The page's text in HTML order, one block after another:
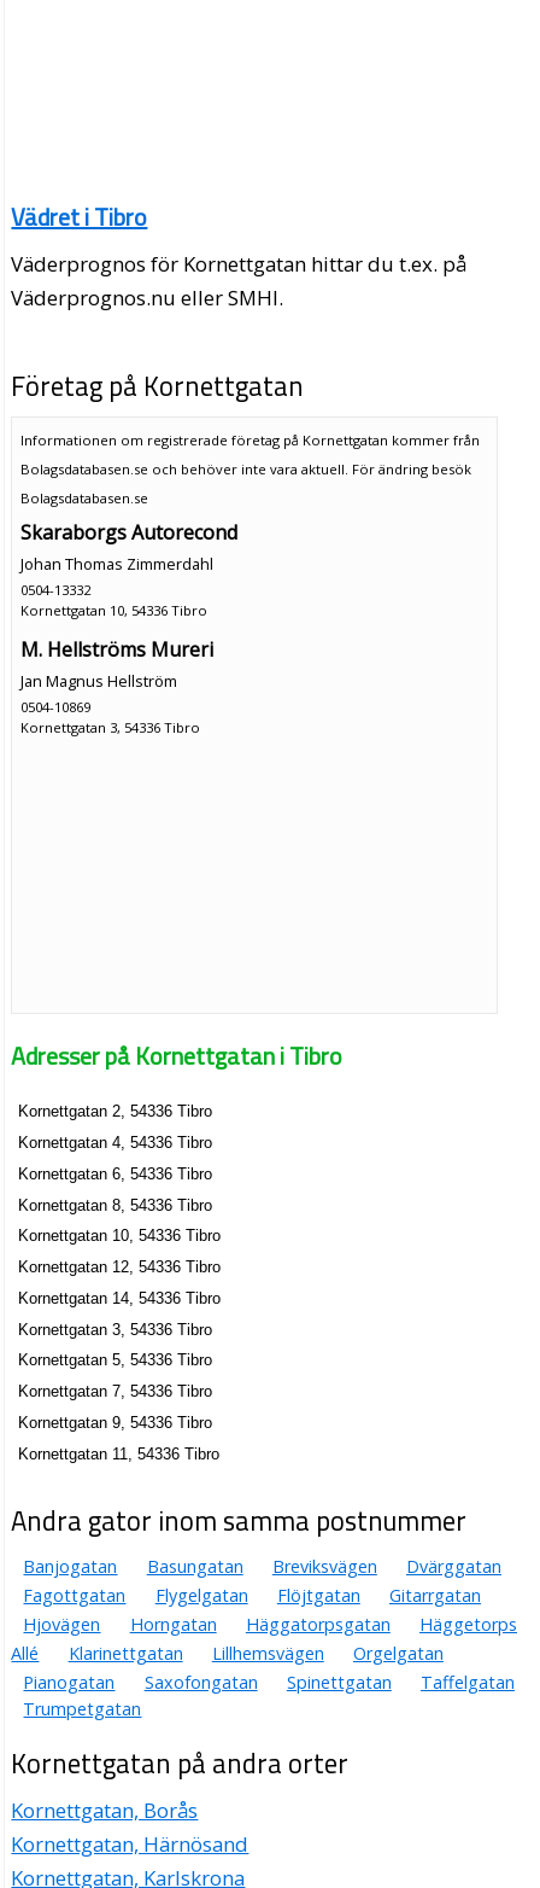
Vädret i Tibro
Väderprognos för Kornettgatan hittar du t.ex. på
Väderprognos.nu eller SMHI.
Företag på Kornettgatan
Informationen om registrerade företag på Kornettgatan kommer från
Bolagsdatabasen.se och behöver inte vara aktuell. För ändring besök
Bolagsdatabasen.se
Skaraborgs Autorecond
Johan Thomas Zimmerdahl
0504-13332
Kornettgatan 10, 54336 Tibro
M. Hellströms Mureri
Jan Magnus Hellström
0504-10869
Kornettgatan 3, 54336 Tibro
Adresser på Kornettgatan i Tibro
Kornettgatan 2, 54336 Tibro
Kornettgatan 4, 54336 Tibro
Kornettgatan 6, 54336 Tibro
Kornettgatan 8, 54336 Tibro
Kornettgatan 10, 54336 Tibro
Kornettgatan 12, 54336 Tibro
Kornettgatan 14, 54336 Tibro
Kornettgatan 3, 54336 Tibro
Kornettgatan 5, 54336 Tibro
Kornettgatan 7, 54336 Tibro
Kornettgatan 9, 54336 Tibro
Kornettgatan 11, 54336 Tibro
Andra gator inom samma postnummer
Banjogatan Basungatan Breviksvägen
Dvärggatan
Fagottgatan
Flygelgatan Flöjtgatan
Gitarrgatan
Hjovägen
Horngatan Häggatorpsgatan
Häggetorps
Allé
Klarinettgatan Lillhemsvägen
Orgelgatan
Pianogatan
Saxofongatan Spinettgatan
Taffelgatan
Trumpetgatan
Kornettgatan på andra orter
Kornettgatan, Borås
Kornettgatan, Härnösand
Kornettgatan, Karlskrona